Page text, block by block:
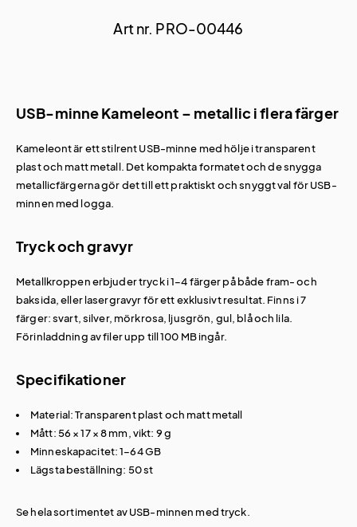
Art nr. PRO-00446
USB-minne Kameleont – metallic i flera färger
Kameleont är ett stilrent USB-minne med hölje i transparent
plast och matt metall. Det kompakta formatet och de snygga
metallicfärgerna gör det till ett praktiskt och snyggt val för USB-
minnen med logga.
Tryck och gravyr
Metallkroppen erbjuder tryck i 1–4 färger på både fram- och
baksida, eller lasergravyr för ett exklusivt resultat. Finns i 7
färger: svart, silver, mörkrosa, ljusgrön, gul, blå och lila.
Förinladdning av filer upp till 100 MB ingår.
Specifikationer
Material: Transparent plast och matt metall
Mått: 56 × 17 × 8 mm, vikt: 9 g
Minneskapacitet: 1–64 GB
Lägsta beställning: 50 st
Se hela sortimentet avUSB-minnen med tryck.